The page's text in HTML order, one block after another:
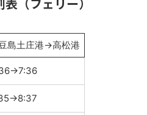
島土庄港→高松港